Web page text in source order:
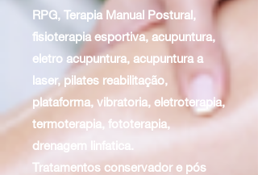
RPG, Terapia Manual Postural,
fisioterapia esportiva, acupuntura,
eletro acupuntura, acupuntura a
laser, pilates reabilitação,
plataforma, vibratoria, eletroterapia,
termoterapia, fototerapia,
drenagem linfatica.
Tratamentos conservador e pós